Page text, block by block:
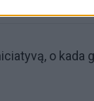
o kada